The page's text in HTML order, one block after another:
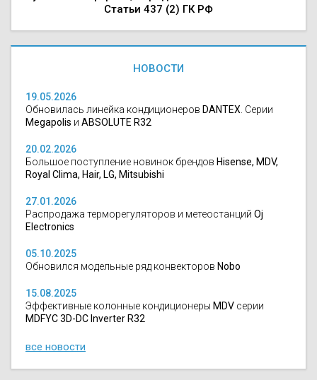
Статьи 437 (2) ГК РФ
НОВОСТИ
19.05.2026
Обновилась линейка кондиционеров DANTEX . Серии
Megapolis и ABSOLUTE R32
20.02.2026
Большое поступление новинок брендов Hisense, MDV,
Royal Clima, Hair, LG, Mitsubishi
27.01.2026
Распродажа терморегуляторов и метеостанций Oj
Electronics
05.10.2025
Обновился модельные ряд конвекторов Nobo
15.08.2025
Эффективные колонные кондиционеры MDV серии
MDFYC 3D-DC Inverter R32
все новости